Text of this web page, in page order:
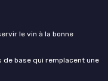
le vin à la bonne
base qui remplacent une